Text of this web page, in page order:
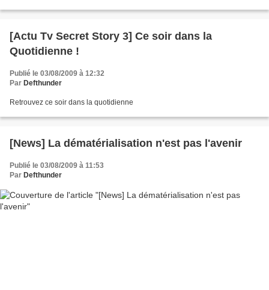
[Actu Tv Secret Story 3] Ce soir dans la
Quotidienne !
Publié le 03/08/2009 à 12:32
Par Defthunder
Retrouvez ce soir dans la quotidienne
[News] La dématérialisation n'est pas l'avenir
Publié le 03/08/2009 à 11:53
Par Defthunder